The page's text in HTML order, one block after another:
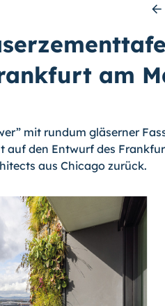
am
mit rundum gläserner
auf den Entwurf des
aus Chicago zurück.